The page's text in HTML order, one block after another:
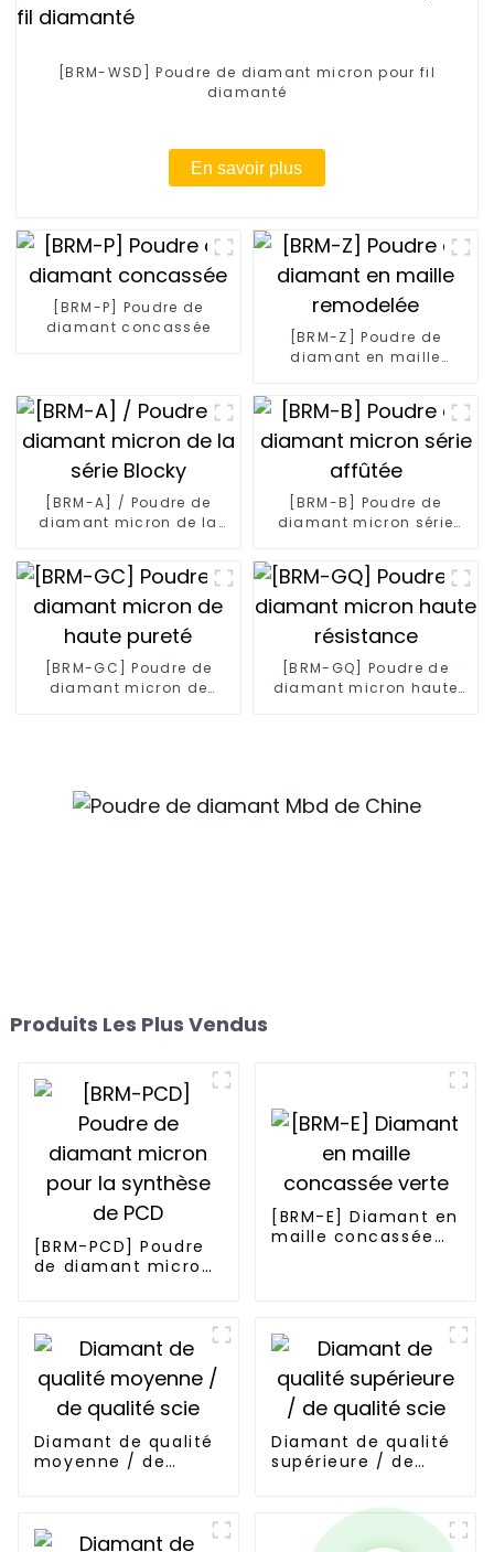
[BRM-WSD] Poudre de diamant micron pour fil
diamanté
En savoir plus
[BRM-P] Poudre de
diamant concassée
[BRM-Z] Poudre de
diamant en maille
[BRM-A] / Poudre de
diamant micron de la
[BRM-B] Poudre de
diamant micron série
[BRM-GC] Poudre de
diamant micron de
[BRM-GQ] Poudre de
diamant micron haute
Produits Les Plus Vendus
[BRM-PCD] Poudre
de diamant micron
[BRM-E] Diamant en
maille concassée
Diamant de qualité
moyenne / de
Diamant de qualité
supérieure / de